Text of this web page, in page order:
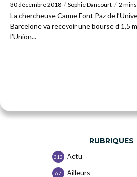
30 décembre 2018 Sophie Dancourt 2
La chercheuse Carme Font Paz de
Barcelone va recevoir une bourse d’1,5
l’Union...
RUBRIQUES
Actu
313
Ailleurs
67